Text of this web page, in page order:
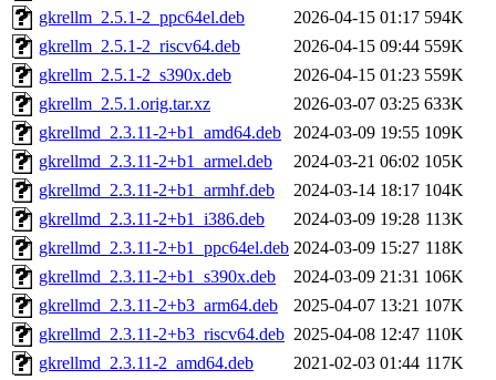
gkrellm_2.5.1-2_ppc64el.deb
2026-04-15 01:17 594K
gkrellm_2.5.1-2_riscv64.deb
2026-04-15 09:44 559K
gkrellm_2.5.1-2_s390x.deb
2026-04-15 01:23 559K
gkrellm_2.5.1.orig.tar.xz
2026-03-07 03:25 633K
gkrellmd_2.3.11-2+b1_amd64.deb
2024-03-09 19:55 109K
gkrellmd_2.3.11-2+b1_armel.deb
2024-03-21 06:02 105K
gkrellmd_2.3.11-2+b1_armhf.deb
2024-03-14 18:17 104K
gkrellmd_2.3.11-2+b1_i386.deb
2024-03-09 19:28 113K
gkrellmd_2.3.11-2+b1_ppc64el.deb 2024-03-09 15:27 118K
gkrellmd_2.3.11-2+b1_s390x.deb
2024-03-09 21:31 106K
gkrellmd_2.3.11-2+b3_arm64.deb
2025-04-07 13:21 107K
gkrellmd_2.3.11-2+b3_riscv64.deb 2025-04-08 12:47 110K
gkrellmd_2.3.11-2_amd64.deb
2021-02-03 01:44 117K